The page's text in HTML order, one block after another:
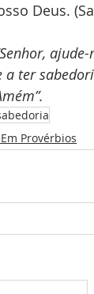
Deus.
a ter
Provérbios